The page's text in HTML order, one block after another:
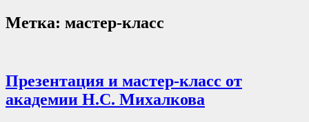
Метка: мастер-класс
Презентация и мастер-класс от
академии Н.С. Михалкова